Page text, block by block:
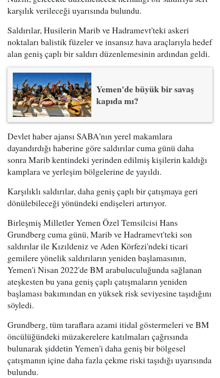
karşılık verileceği uyarısında bulundu.
Saldırılar, Husilerin Marib ve Hadramevt'teki askeri
noktaları balistik füzeler ve insansız hava araçlarıyla hedef
alan geniş çaplı bir saldırı düzenlemesinin ardından geldi.
Yemen'de büyük bir savaş
kapıda mı?
Devlet haber ajansı SABA'nın yerel makamlara
dayandırdığı haberine göre saldırılar cuma günü daha
sonra Marib kentindeki yerinden edilmiş kişilerin kaldığı
kamplara ve yerleşim bölgelerine de yayıldı.
Karşılıklı saldırılar, daha geniş çaplı bir çatışmaya geri
dönülebileceği yönündeki endişeleri artırıyor.
Birleşmiş Milletler Yemen Özel Temsilcisi Hans
Grundberg cuma günü, Marib ve Hadramevt'teki son
saldırılar ile Kızıldeniz ve Aden Körfezi'ndeki ticari
gemilere yönelik saldırıların yeniden başlamasının,
Yemen'i Nisan 2022'de BM arabuluculuğunda sağlanan
ateşkesten bu yana geniş çaplı çatışmaların yeniden
başlaması bakımından en yüksek risk seviyesine taşıdığını
söyledi.
Grundberg, tüm taraflara azami itidal göstermeleri ve BM
öncülüğündeki müzakerelere katılmaları çağrısında
bulunarak şiddetin Yemen'i daha geniş bir bölgesel
çatışmanın içine daha fazla çekme riski taşıdığı uyarısında
bulundu.